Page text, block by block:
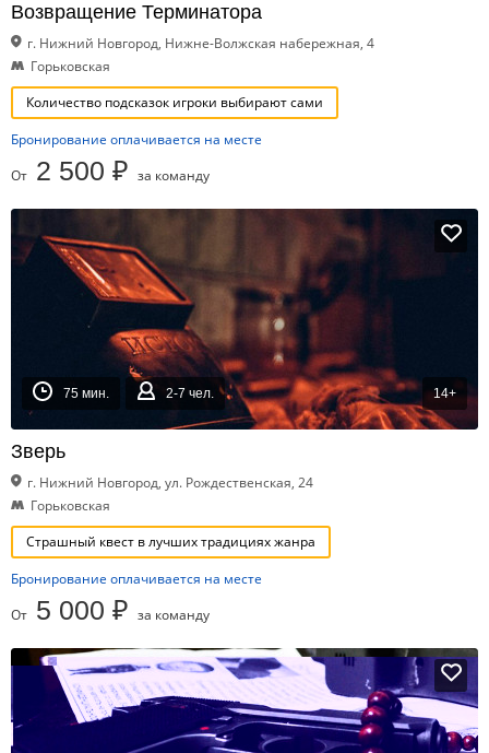
Возвращение Терминатора
г. Нижний Новгород, Нижне-Волжская набережная, 4
Горьковская
Количество подсказок игроки выбирают сами
Бронирование оплачивается на месте
От 2 500 ₽ за команду
75 мин. 2-7 чел. 14+
Зверь
г. Нижний Новгород, ул. Рождественская, 24
Горьковская
Страшный квест в лучших традициях жанра
Бронирование оплачивается на месте
От 5 000 ₽ за команду